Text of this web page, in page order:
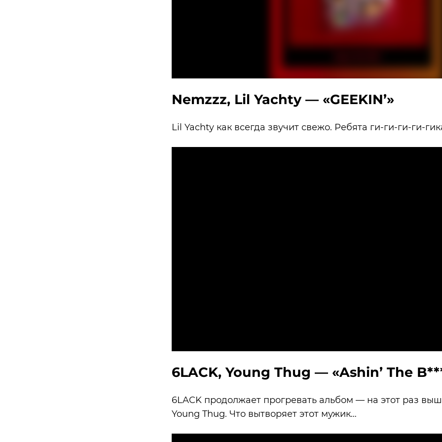
Nemzzz, Lil Yachty — «GEEKIN’»
Lil Yachty как всегда звучит свежо. Ребята ги-ги-ги-ги-
6LACK, Young Thug — «Ashin’ The
6LACK продолжает прогревать альбом — на этот раз
Young Thug. Что вытворяет этот мужик…